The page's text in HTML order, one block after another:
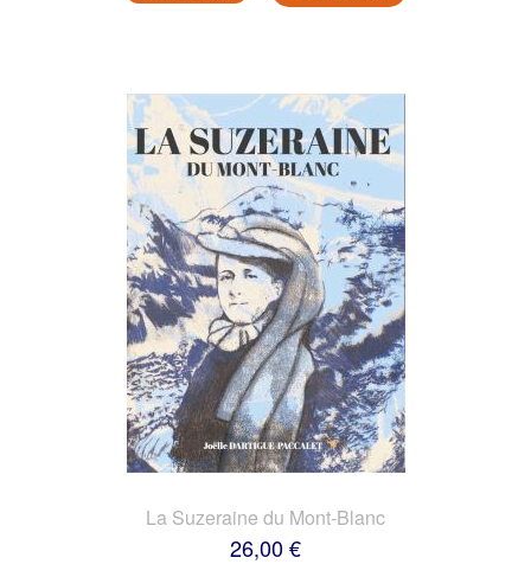
La Suzeraine du Mont-Blanc
26,00 €